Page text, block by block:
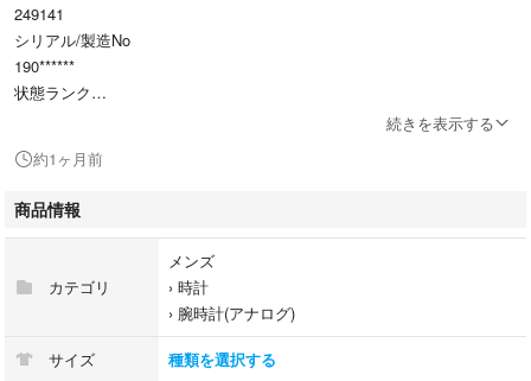
249141
シリアル/製造No
190******
状態ランク
ABランク/良品、多少の使用感ありますが、目立つ傷や汚れのない状態で
付属品
付属品の有無/有 内容は画像で確認ください。
状態詳細
商品について
この商品は佐野店で取り扱いをしております。商品の詳しい状態や情報に
ついては、店舗へお気軽にお問い合わせくださいませ。
続きを表示する
約1ヶ月前
商品情報
カテゴリ
メンズ
› 時計
› 腕時計(アナログ)
サイズ 種類を選択する